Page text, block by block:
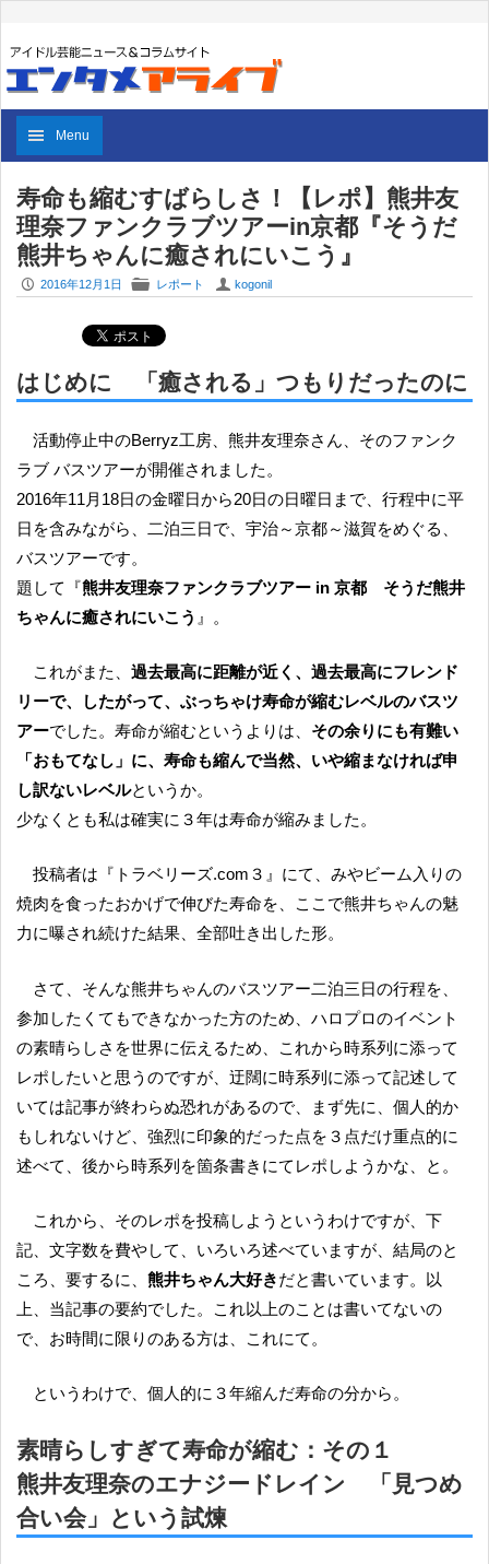
Menu
寿命も縮むすばらしさ！【レポ】熊井友
理奈ファンクラブツアーin京都『そうだ
熊井ちゃんに癒されにいこう』
P 2016年12月1日 F レポート U kogonil
はじめに 「癒される」つもりだったのに
活動停止中のBerryz工房、熊井友理奈さん、そのファンク
ラブ バスツアーが開催されました。
2016年11月18日の金曜日から20日の日曜日まで、行程中に平
日を含みながら、二泊三日で、宇治～京都～滋賀をめぐる、
バスツアーです。
題して『熊井友理奈ファンクラブツアー in 京都 そうだ熊井
ちゃんに癒されにいこう 』。
これがまた、過去最高に距離が近く、過去最高にフレンド
リーで、したがって、ぶっちゃけ寿命が縮むレベルのバスツ
アーでした。寿命が縮むというよりは、 その余りにも有難い
「おもてなし」に、寿命も縮んで当然、いや縮まなければ申
し訳ないレベルというか。
少なくとも私は確実に３年は寿命が縮みました。
投稿者は『トラベリーズ.com３』にて、みやビーム入りの
焼肉を食ったおかげで伸びた寿命を、ここで熊井ちゃんの魅
力に曝され続けた結果、全部吐き出した形。
さて、そんな熊井ちゃんのバスツアー二泊三日の行程を、
参加したくてもできなかった方のため、ハロプロのイベント
の素晴らしさを世界に伝えるため、これから時系列に添って
レポしたいと思うのですが、迂闊に時系列に添って記述して
いては記事が終わらぬ恐れがあるので、まず先に、個人的か
もしれないけど、強烈に印象的だった点を３点だけ重点的に
述べて、後から時系列を箇条書きにてレポしようかな、と。
これから、そのレポを投稿しようというわけですが、下
記、文字数を費やして、いろいろ述べていますが、結局のと
ころ、要するに、 熊井ちゃん大好きだと書いています。以
上、当記事の要約でした。これ以上のことは書いてないの
で、お時間に限りのある方は、これにて。
というわけで、個人的に３年縮んだ寿命の分から。
素晴らしすぎて寿命が縮む：その１
熊井友理奈のエナジードレイン 「見つめ
合い会」という試煉